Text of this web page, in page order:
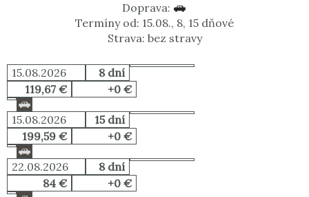
Doprava:
Termíny od: 15.08., 8, 15 dňové
Strava: bez stravy
15.08.2026
8 dní
119,67 €
+0 €
15.08.2026
15 dní
199,59 €
+0 €
22.08.2026
8 dní
84 €
+0 €